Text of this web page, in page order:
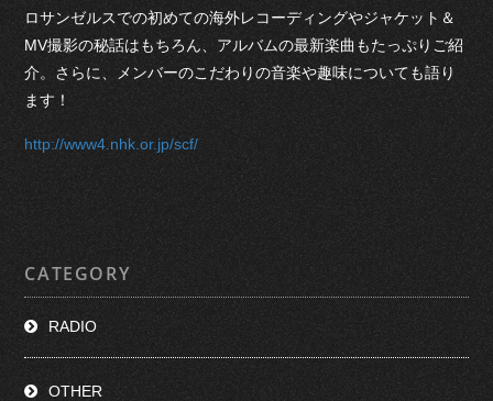
ロサンゼルスでの初めての海外レコーディングやジャケット＆
MV撮影の秘話はもちろん、アルバムの最新楽曲もたっぷりご紹
介。さらに、メンバーのこだわりの音楽や趣味についても語り
ます！
http://www4.nhk.or.jp/scf/
CATEGORY
RADIO
OTHER